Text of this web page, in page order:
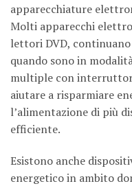
apparecchiature
Molti apparecchi
lettori DVD, continuano
quando sono in
multiple con
aiutare a risparmiare
l’alimentazione di più
efficiente.
Esistono anche
energetico in ambito